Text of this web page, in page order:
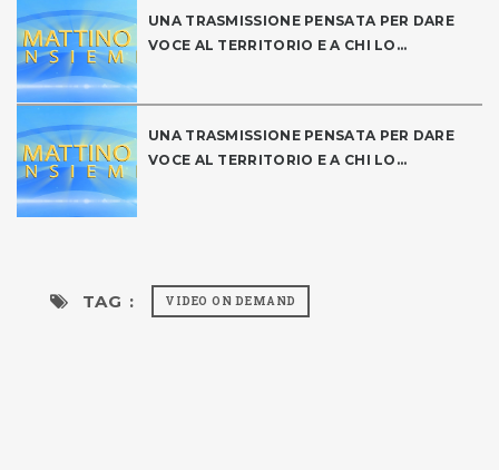
UNA TRASMISSIONE PENSATA PER DARE
VOCE AL TERRITORIO E A CHI LO...
UNA TRASMISSIONE PENSATA PER DARE
VOCE AL TERRITORIO E A CHI LO...
TAG : VIDEO ON DEMAND